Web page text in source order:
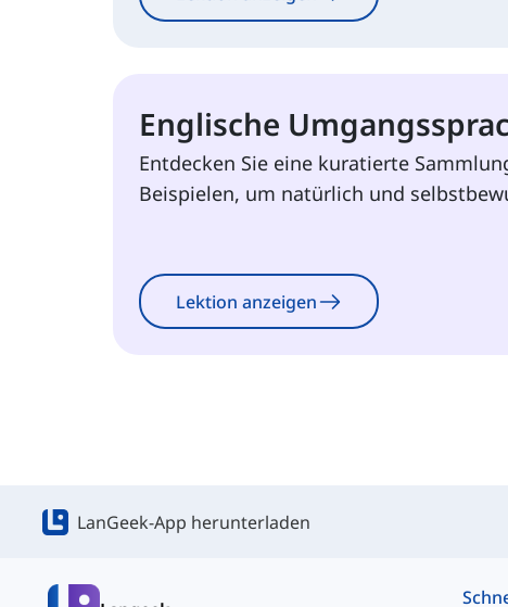
Englische
Entdecken Sie eine kuratierte
Beispielen, um natürlich und
Lektion anzeigen
LanGeek-App herunterladen